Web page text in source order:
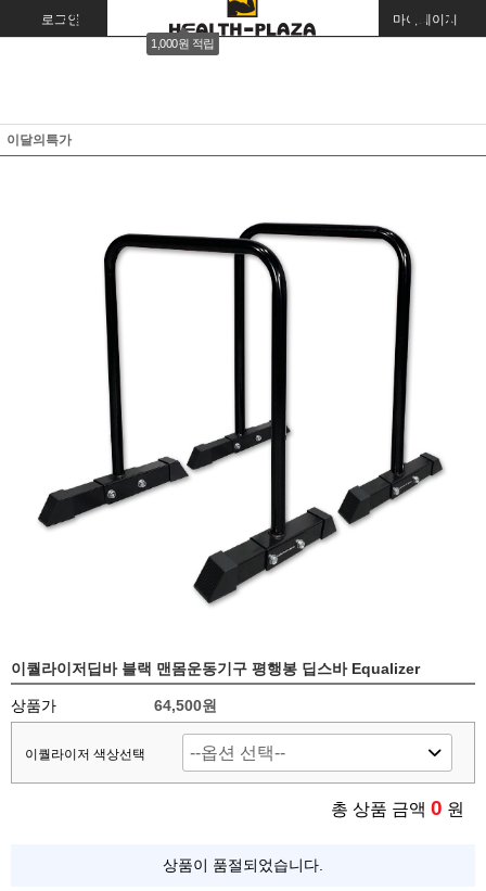
로그인 회원가입
1,000원 적립
주문조회 마이페이지
이달의특가
이퀄라이저딥바 블랙 맨몸운동기구 평행봉 딥스바 Equalizer
상품가 64,500원
이퀄라이저 색상선택
총 상품 금액 0 원
상품이 품절되었습니다.